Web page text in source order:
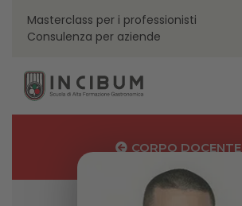
Masterclass per i professionisti
Consulenza per aziende
CORPO DOCENTE